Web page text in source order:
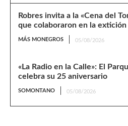
Robres invita a la «Cena del
que colaboraron en la
MÁS MONEGROS 05/08/2026
«La Radio en la Calle»: El
celebra su 25 aniversario
SOMONTANO 05/08/2026